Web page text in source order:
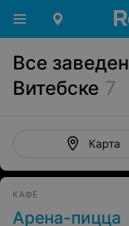
Все
Витебске 7
Карта
КАФЕ
Арена-пицца